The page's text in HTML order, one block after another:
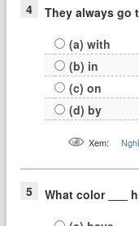
4 They always go
(a) with
(b) in
(c) on
(d) by
Xem:
5 What color